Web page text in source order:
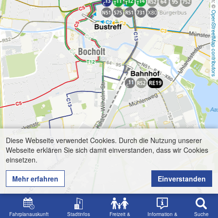
OpenStreetMap contributors
Fahrplanauskunft Stadtinfos
Freizeit &
Information &
Suche
Diese Webseite verwendet Cookies. Durch die Nutzung unserer
Webseite erklären Sie sich damit einverstanden, dass wir Cookies
einsetzen.
Mehr erfahren
Einverstanden